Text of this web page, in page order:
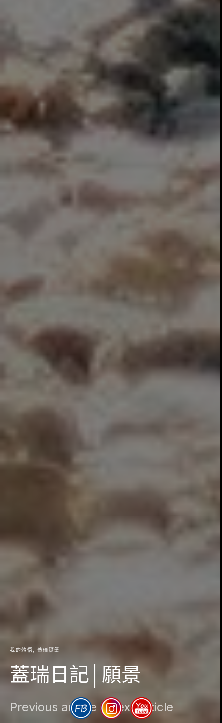
我的體悟 蓋瑞隨筆
蓋瑞日記│願景
Previous article Next article